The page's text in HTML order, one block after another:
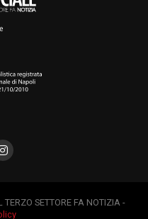
SETTORE FA NOTIZIA -